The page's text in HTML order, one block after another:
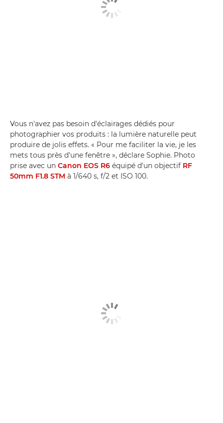
Vous n'avez pas besoin d'éclairages dédiés pour
photographier vos produits : la lumière naturelle peut
produire de jolis effets. « Pour me faciliter la vie, je les
mets tous près d'une fenêtre », déclare Sophie. Photo
prise avec un Canon EOS R6 équipé d'un objectif RF
50mm F1.8 STM à 1/640 s, f/2 et ISO 100.